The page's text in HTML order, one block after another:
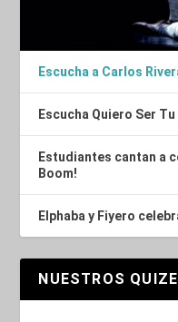
Escucha a Carlos
Escucha Quiero Ser
Estudiantes cantan a
Boom!
Elphaba y Fiyero
NUESTROS